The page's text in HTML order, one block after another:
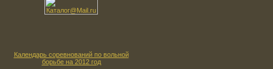
Календарь соревнований по вольной
борьбе на 2012 год